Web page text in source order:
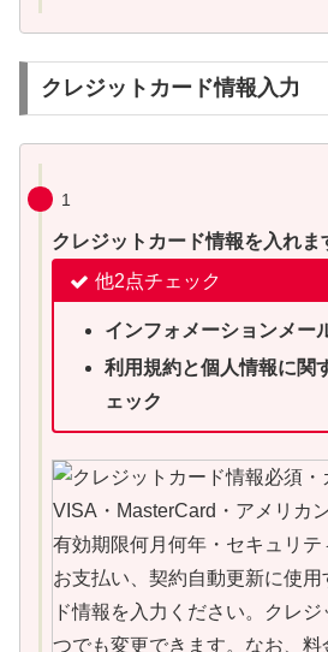
クレジットカード情報入力
1
クレジットカード情報を入れま
他2点チェック
インフォメーションメー
利用規約と個人情報に関
ェック